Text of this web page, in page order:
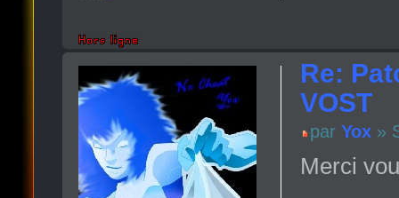
Re:
VOST
par Yox»
Merci